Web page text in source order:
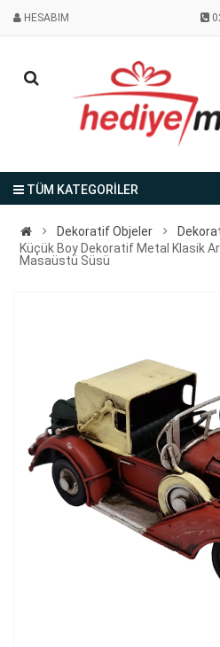
HESABIM
TÜM KATEGORİLER
Dekoratif Objeler
Küçük Boy Dekoratif Metal Klasik
Masaüstü Süsü